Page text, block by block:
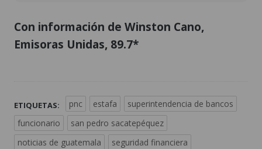
Con información de Winston Cano,
Emisoras Unidas, 89.7*
ETIQUETAS: pnc estafa
superintendencia de bancos
funcionario
san pedro sacatepéquez
noticias de guatemala
seguridad financiera